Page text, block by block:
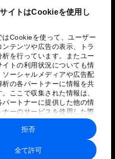
イトはCookieを使用し
はCookieを使って、ユーザー
ンテンツや広告の表示、トラ
析を行っています。またユー
イトの利用状況についても情
ソーシャルメディアや広告配
析の各パートナーに情報を共
ここで収集された情報は、
パートナーに提供した他の情
ナーのサービスを使用した際
情報と組み合わされ、各パー
使用されることがありま
全て許可
拒否
み
シーと利用規約
マップ